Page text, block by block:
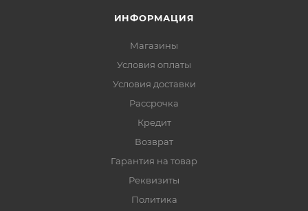
ИНФОРМАЦИЯ
Магазины
Условия оплаты
Условия доставки
Рассрочка
Кредит
Возврат
Гарантия на товар
Реквизиты
Политика